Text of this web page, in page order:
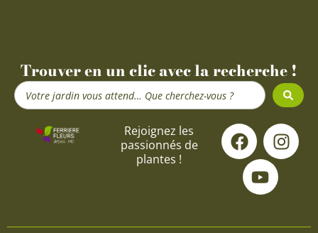
Trouver en un clic avec la recherche !
Search
...
Rejoignez les
passionnés de
plantes !
F
a
c
e
o
I
n
s
g
Y
o
u
t
u
b